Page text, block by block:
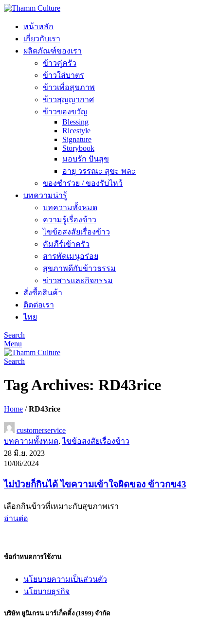
หน้าหลัก
เกี่ยวกับเรา
ผลิตภัณฑ์ของเรา
ข้าวคู่ครัว
ข้าวใส่บาตร
ข้าวเพื่อสุขภาพ
ข้าวสุญญากาศ
ข้าวของขวัญ
Blessing
Ricestyle
Signature
Storybook
มอบรัก ปันสุข
อายุ วรรณะ สุขะ พละ
ของชำร่วย / ของรับไหว้
บทความน่ารู้
บทความทั้งหมด
ความรู้เรื่องข้าว
ไขข้อสงสัยเรื่องข้าว
คัมภีร์เข้าครัว
สารพัดเมนูอร่อย
สุขภาพดีกับข้าวธรรม
ข่าวสารและกิจกรรม
สั่งซื้อสินค้า
ติดต่อเรา
ไทย
Search
Menu
Search
Tag Archives: RD43rice
Home /RD43rice
customerservice
บทความทั้งหมด,ไขข้อสงสัยเรื่องข้าว
28 มิ.ย. 2023
10/06/2024
ไม่ป่วยก็กินได้ ไขความเข้าใจผิดของ ข้าวกข43
เลือกกินข้าวที่เหมาะกับสุขภาพเรา
อ่านต่อ
ข้อกำหนดการใช้งาน
นโยบายความเป็นส่วนตัว
นโยบายธุรกิจ
บริษัท ยูนิเกรน มาร์เก็ตติ้ง (1999) จำกัด